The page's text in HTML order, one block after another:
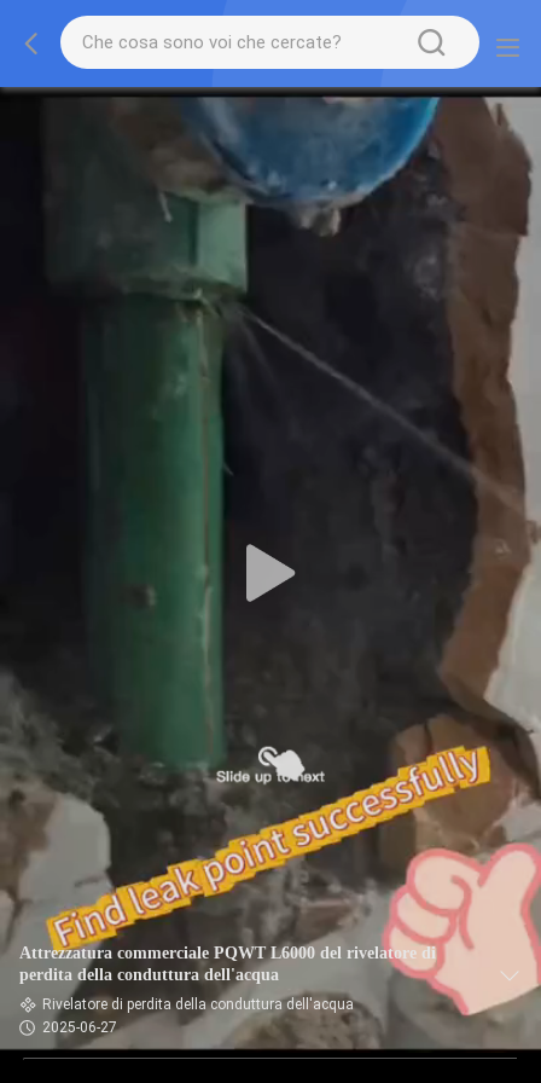
Attrezzatura commerciale PQWT L6000 del rivelatore di
perdita della conduttura dell'acqua
Rivelatore di perdita della conduttura dell'acqua
2025-06-27